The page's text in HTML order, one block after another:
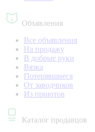
Объявления
Все объявления
На продажу
В добрые руки
Вязка
Потерявшиеся
От заводчиков
Из приютов
Каталог продавцов